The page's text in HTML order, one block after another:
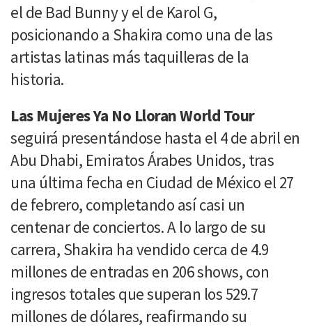
el de Bad Bunny y el de Karol G,
posicionando a Shakira como una de las
artistas latinas más taquilleras de la
historia.
Las Mujeres Ya No Lloran World Tour
seguirá presentándose hasta el 4 de abril en
Abu Dhabi, Emiratos Árabes Unidos, tras
una última fecha en Ciudad de México el 27
de febrero, completando así casi un
centenar de conciertos. A lo largo de su
carrera, Shakira ha vendido cerca de 4.9
millones de entradas en 206 shows, con
ingresos totales que superan los 529.7
millones de dólares, reafirmando su